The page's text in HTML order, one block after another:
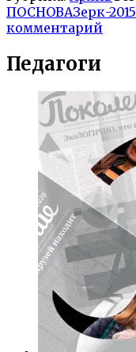
ПОСНОВАЗерк-2015
комментарий
Педагоги